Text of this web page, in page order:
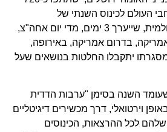
העולם לכינוס השנתי של
ההסתדרות הציונית העולמית, שייערך 3 ימים, מדי יום אחה"צ,
בדרום אמריקה, באירופה,
יתקבלו החלטות בנושאים שעל
השנה בסימן "ערבות הדדית
וירטואלי, דרך מכשירים דיגיטליים
לכל ההרצאות, הכינוסים